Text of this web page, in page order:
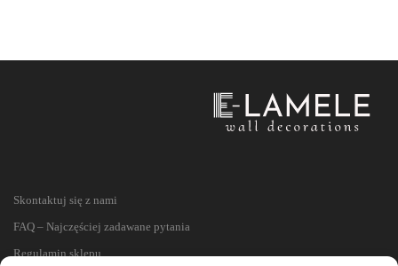
Skontaktuj się z nami
FAQ – Najczęściej zadawane pytania
Regulamin sklepu